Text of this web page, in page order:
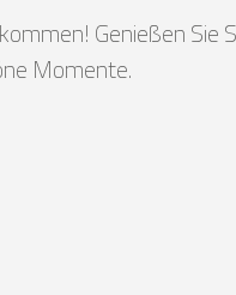
Genießen Sie
Momente.